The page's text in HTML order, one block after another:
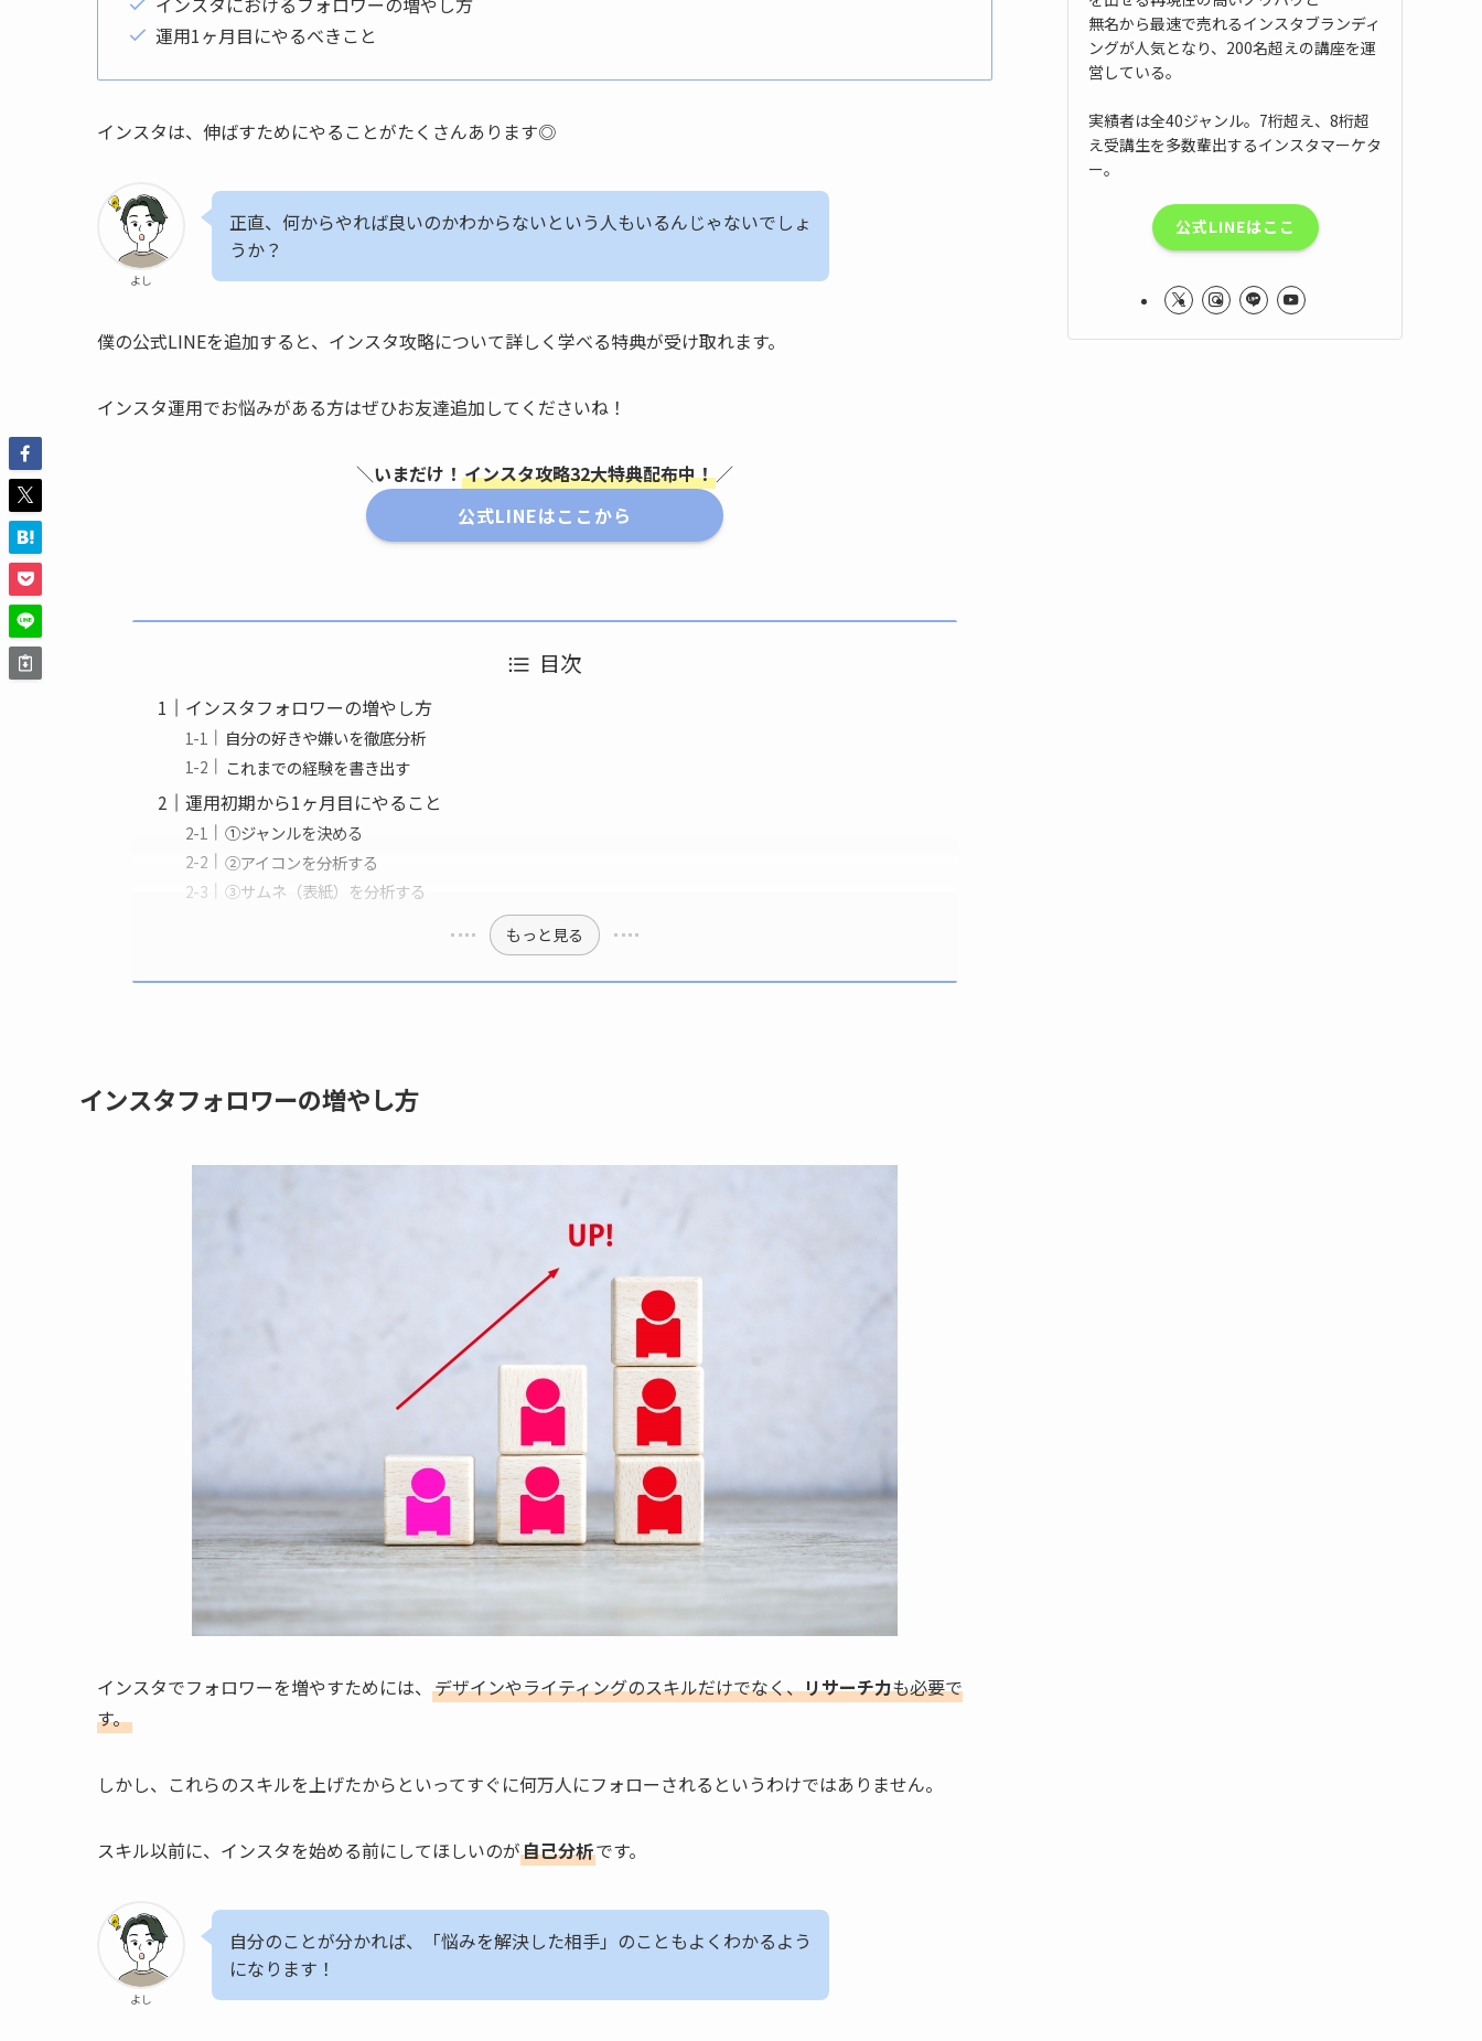
運用1ヶ月目にやるべきこと
インスタは、伸ばすためにやることがたくさんあります◎
よし
正直、何からやれば良いのかわからないという人もいるんじゃないでしょ
うか？
僕の公式LINEを追加すると、インスタ攻略について詳しく学べる特典が受け取れます。
インスタ運用でお悩みがある方はぜひお友達追加してくださいね！
＼いまだけ！ インスタ攻略32大特典配布中！／
公式LINEはここから
目次
インスタフォロワーの増やし方
自分の好きや嫌いを徹底分析
これまでの経験を書き出す
運用初期から1ヶ月目にやること
①ジャンルを決める
②アイコンを分析する
③サムネ（表紙）を分析する
もっと見る
インスタフォロワーの増やし方
インスタでフォロワーを増やすためには、 デザインやライティングのスキルだけでなく、リサーチ力も必要で
す。
しかし、これらのスキルを上げたからといってすぐに何万人にフォローされるというわけではありません。
スキル以前に、インスタを始める前にしてほしいのが自己分析です。
よし
自分のことが分かれば、「悩みを解決した相手」のこともよくわかるよう
になります！
無名から最速で売れるインスタブランディ
ングが人気となり、200名超えの講座を運
営している。
実績者は全40ジャンル。7桁超え、8桁超
え受講生を多数輩出するインスタマーケタ
ー。
公式LINEはここ